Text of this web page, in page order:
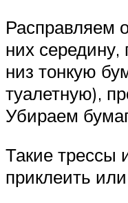
Расправляем
них
низ тонкую
туалетную),
Убираем
Такие трессы
приклеить